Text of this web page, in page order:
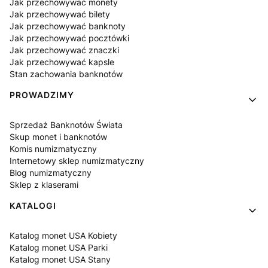
Jak przechowywać monety
Jak przechowywać bilety
Jak przechowywać banknoty
Jak przechowywać pocztówki
Jak przechowywać znaczki
Jak przechowywać kapsle
Stan zachowania banknotów
PROWADZIMY
Sprzedaż Banknotów Świata
Skup monet i banknotów
Komis numizmatyczny
Internetowy sklep numizmatyczny
Blog numizmatyczny
Sklep z klaserami
KATALOGI
Katalog monet USA Kobiety
Katalog monet USA Parki
Katalog monet USA Stany